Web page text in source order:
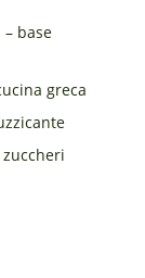
base
greca